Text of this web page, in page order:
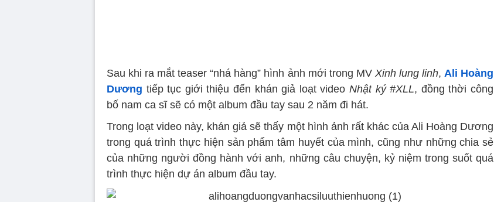
Sau khi ra mắt teaser “nhá hàng” hình ảnh mới trong MV Xinh lung linh, Ali Hoàng
Dương tiếp tục giới thiệu đến khán giả loạt video Nhật ký #XLL, đồng thời công
bố nam ca sĩ sẽ có một album đầu tay sau 2 năm đi hát.
Trong loạt video này, khán giả sẽ thấy một hình ảnh rất khác của Ali Hoàng Dương
trong quá trình thực hiện sản phẩm tâm huyết của mình, cũng như những chia sẻ
của những người đồng hành với anh, những câu chuyện, kỷ niệm trong suốt quá
trình thực hiện dự án album đầu tay.